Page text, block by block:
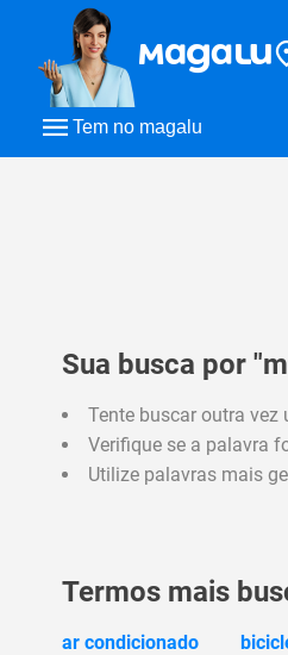
Tem no magalu
Sua busca por
Tente buscar outra
Verifique se a palavra
Utilize palavras mais
Termos mais
ar condicionado